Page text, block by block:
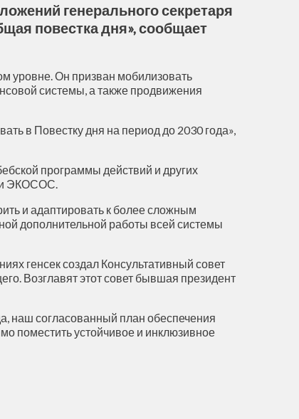
генерального секретаря
повестка дня», сообщает
уровне. Он призван мобилизовать
системы, а также продвижения
в Повестку дня на период до 2030 года»,
программы действий и других
и ЭКОСОС.
и адаптировать к более сложным
дополнительной работы всей системы
генсек создал Консультативный совет
Возглавят этот совет бывшая президент
наш согласованный план обеспечения
поместить устойчивое и инклюзивное